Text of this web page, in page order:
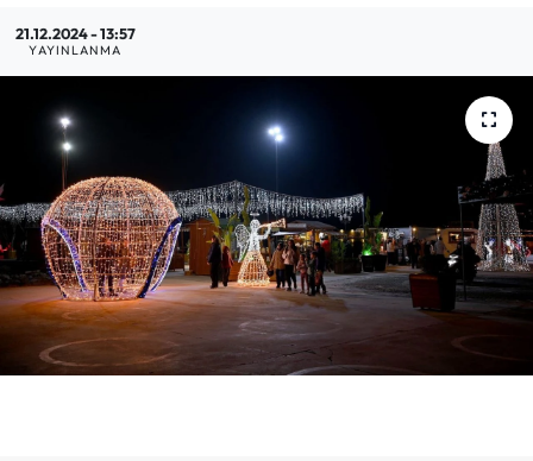
21.12.2024 - 13:57
YAYINLANMA